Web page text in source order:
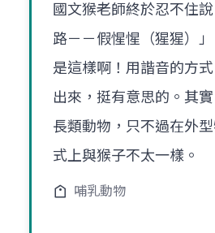
國文猴老師終於忍不住
路－－假惺惺（猩猩）
是這樣啊！用諧音的方
出來，挺有意思的。其
長類動物，只不過在外
式上與猴子不太一樣。
哺乳動物